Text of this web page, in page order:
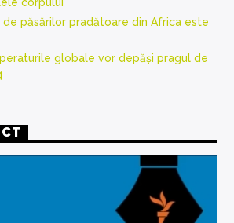
de păsărilor pradătoare din Africa este
globale vor depăși pragul de